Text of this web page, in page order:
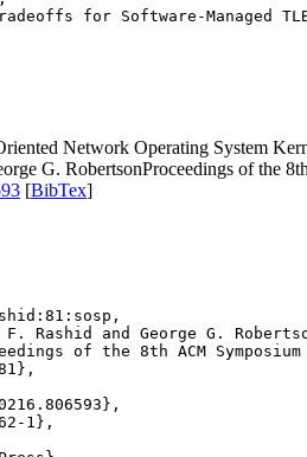
for Software-Managed
Network Operating System
G. RobertsonProceedings of the
[BibTex]
Rashid and George G.
of the 8th ACM
1},